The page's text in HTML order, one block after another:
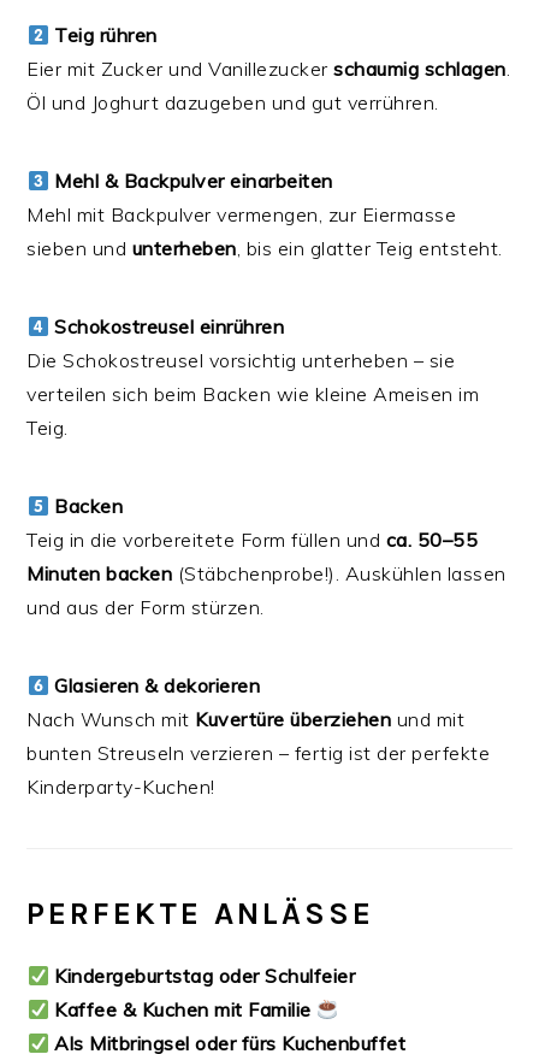
Teig rühren
Eier mit Zucker und Vanillezuckerschaumig schlagen.
Öl und Joghurt dazugeben und gut verrühren.
Mehl & Backpulver einarbeiten
Mehl mit Backpulver vermengen, zur Eiermasse
sieben und unterheben, bis ein glatter Teig entsteht.
Schokostreusel einrühren
Die Schokostreusel vorsichtig unterheben – sie
verteilen sich beim Backen wie kleine Ameisen im
Teig.
Backen
Teig in die vorbereitete Form füllen und ca. 50–55
Minuten backen (Stäbchenprobe!). Auskühlen lassen
und aus der Form stürzen.
Glasieren & dekorieren
Nach Wunsch mit Kuvertüre überziehen und mit
bunten Streuseln verzieren – fertig ist der perfekte
Kinderparty-Kuchen!
PERFEKTE ANLÄSSE
Kindergeburtstag oder Schulfeier
Kaffee & Kuchen mit Familie
Als Mitbringsel oder fürs Kuchenbuffet